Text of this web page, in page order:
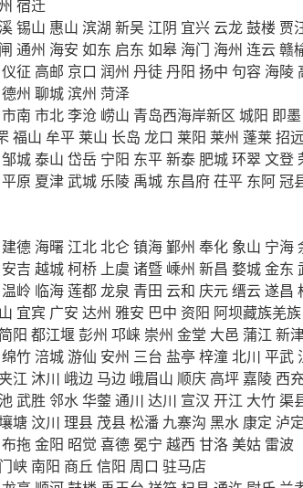
宿迁
锡山 惠山 滨湖 新吴 江阴 宜兴 云龙鼓楼 贾
通州 海安 如东 启东 如皋 海门 海州 连云赣
仪征 高邮 京口 润州 丹徒丹阳 扬中 句容 海陵
德州 聊城滨州 菏泽
市南 市北李沧 崂山 青岛西海岸新区 城阳 即墨
福山 牟平 莱山 长岛 龙口 莱阳 莱州 蓬莱招远
邹城泰山 岱岳 宁阳 东平新泰 肥城环翠文登
平原 夏津武城 乐陵 禹城 东昌府茌平 东阿冠
建德 海曙 江北北仑镇海鄞州 奉化 象山 宁海
安吉 越城柯桥 上虞 诸暨 嵊州 新昌 婺城金东
温岭 临海莲都龙泉 青田 云和 庆元缙云遂昌
宜宾 广安 达州 雅安 巴中 资阳 阿坝藏族羌
简阳 都江堰彭州 邛崃 崇州 金堂 大邑 蒲江 新
绵竹 涪城游仙 安州 三台 盐亭 梓潼北川 平武
夹江 沐川 峨边 马边 峨眉山 顺庆 高坪 嘉陵 西
武胜 邻水华蓥 通川 达川 宣汉 开江 大竹 渠
塘 汶川 理县 茂县松潘 九寨沟 黑水 康定 泸定
布拖金阳 昭觉 喜德 冕宁 越西 甘洛 美姑 雷波
峡 南阳 商丘 信阳 周口 驻马店